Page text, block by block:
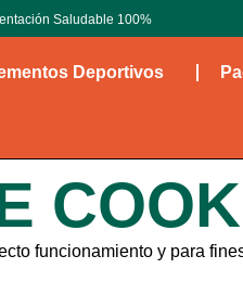
Saludable 100%
Deportivos
funcionamiento y para